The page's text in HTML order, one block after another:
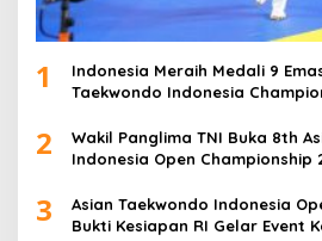
1
Indonesia Meraih Medali 9
Taekwondo Indonesia
2
Wakil Panglima TNI Buka 8th
Indonesia Open Championship
3
Asian Taekwondo Indonesia
Bukti Kesiapan RI Gelar Event